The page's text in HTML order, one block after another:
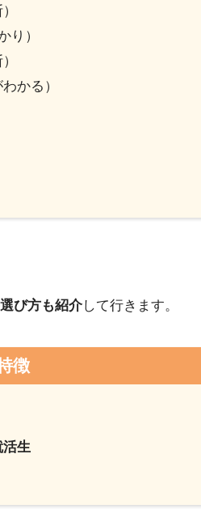
り）
かる）
び方も紹介して行きます。
徴
生